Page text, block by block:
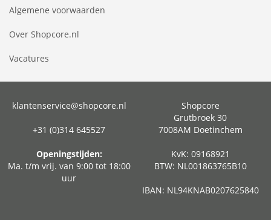
Algemene voorwaarden
Over Shopcore.nl
Vacatures
klantenservice@shopcore.nl
+31 (0)314 645527
Openingstijden:
Ma. t/m vrij. van 9:00 tot 18:00
uur
Shopcore
Grutbroek 30
7008AM Doetinchem
KvK: 09168921
BTW: NL001863765B10
IBAN: NL94KNAB0207625840